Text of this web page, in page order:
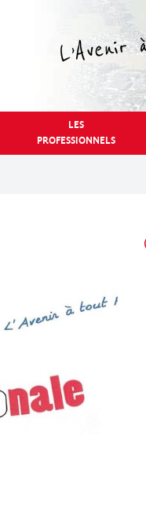
LES
PROFESSIONNELS